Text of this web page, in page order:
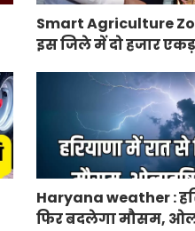
Smart Agriculture
इस जिले में दो हजार
Haryana weather :
फिर बदलेगा मौसम,